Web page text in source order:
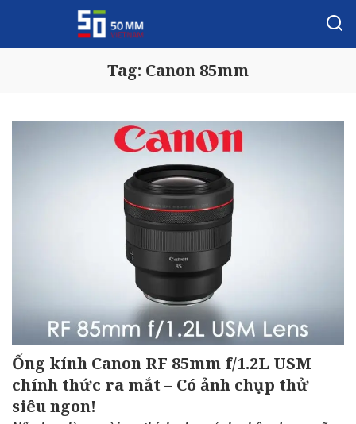
Tag: Canon 85mm
Ống kính Canon RF 85mm f/1.2L USM
chính thức ra mắt – Có ảnh chụp thử
siêu ngon!